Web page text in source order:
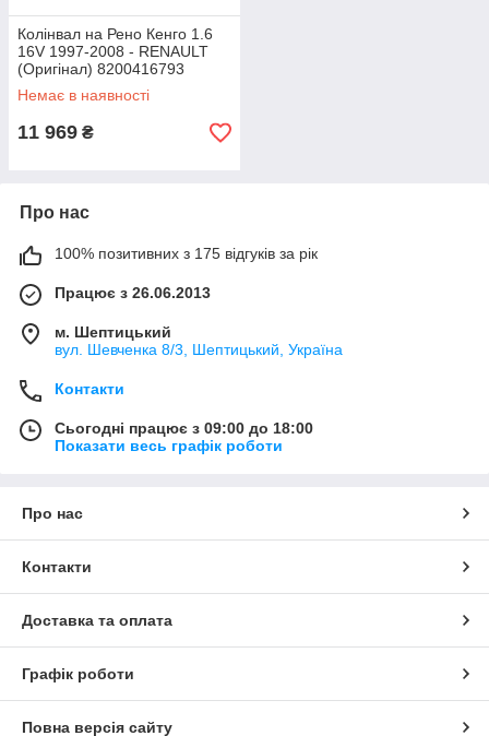
Колінвал на Рено Кенго 1.6
16V 1997-2008 - RENAULT
(Оригінал) 8200416793
Немає в наявності
11 969 ₴
Про нас
100% позитивних з 175 відгуків за рік
Працює з 26.06.2013
м. Шептицький
вул. Шевченка 8/3, Шептицький, Україна
Контакти
Сьогодні працює з 09:00 до 18:00
Показати весь графік роботи
Про нас
Контакти
Доставка та оплата
Графік роботи
Повна версія сайту